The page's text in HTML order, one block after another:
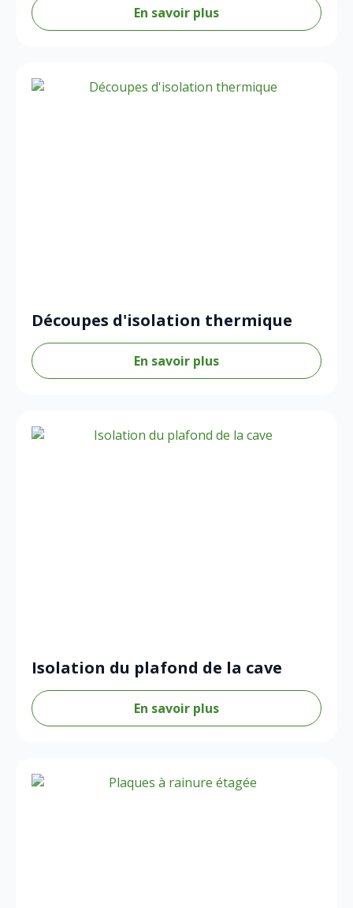
En savoir plus
Découpes d'isolation thermique
En savoir plus
Isolation du plafond de la cave
En savoir plus